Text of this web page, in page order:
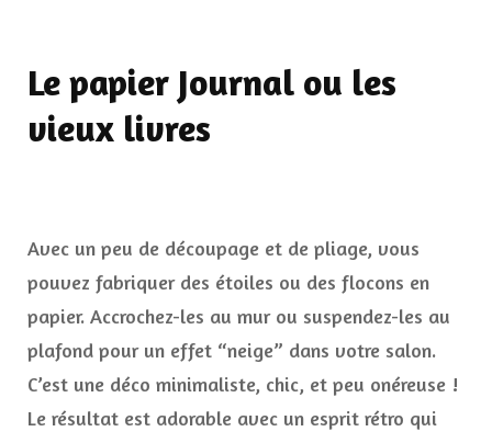
Le papier Journal ou les
vieux livres
Avec un peu de découpage et de pliage, vous
pouvez fabriquer des étoiles ou des flocons en
papier. Accrochez-les au mur ou suspendez-les au
plafond pour un effet “neige” dans votre salon.
C’est une déco minimaliste, chic, et peu onéreuse !
Le résultat est adorable avec un esprit rétro qui